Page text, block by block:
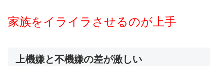
家族をイライラさせるのが上手
上機嫌と不機嫌の差が激しい